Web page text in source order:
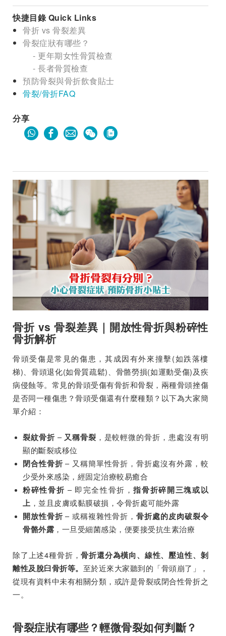
快捷目錄 Quick Links
骨折 vs 骨裂差異
骨裂症狀有哪些？
- 更年期女性骨質檢查
- 長者骨質檢查
預防骨裂與骨折飲食貼士
骨裂/骨折FAQ
分享
骨折 vs 骨裂差異｜開放性骨折與粉碎性
骨折解析
骨頭受傷是常見的傷患，其成因有外來撞擊(如跌落樓
梯)、骨頭退化(如骨質疏鬆)、骨骼勞損(如運動受傷)及疾
病侵蝕等。常見的骨頭受傷有骨折和骨裂，兩種骨頭挫傷
是否同一種傷患？骨頭受傷還有什麼種類？以下為大家簡
單介紹：
裂紋骨折 –又稱骨裂 ，是較輕微的骨折，患處沒有明
顯的斷裂或移位
閉合性骨折 – 又稱簡單性骨折，骨折處沒有外露，較
少受外來感染，經固定治療較易癒合
粉碎性骨折 – 即完全性骨折，指骨折碎開三塊或以
上 ，並且皮膚或黏膜破損，令骨折處可能外露
開放性骨折 – 或稱複雜性骨折，骨折處的皮肉破裂令
骨骼外露 ，一旦受細菌感染，便要接受抗生素治療
除了上述4種骨折，骨折還分為橫向、線性、壓迫性、剝
離性及脫臼骨折等。 至於近來大家聽到的「骨頭崩了」，
從現有資料中未有相關分類，或許是骨裂或閉合性骨折之
一。
骨裂症狀有哪些？輕微骨裂如何判斷？